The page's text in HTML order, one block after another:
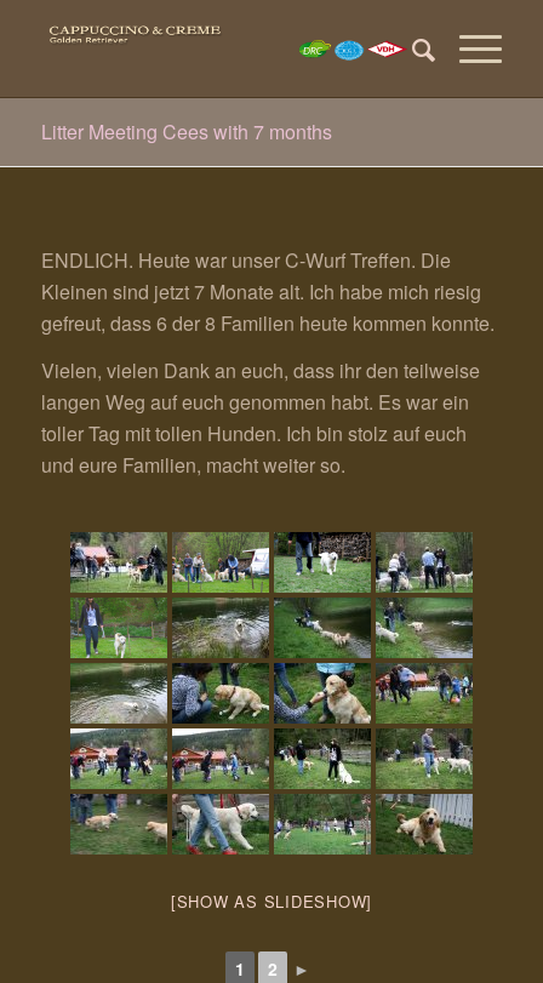
Litter Meeting Cees with 7 months
ENDLICH. Heute war unser C-Wurf Treffen. Die
Kleinen sind jetzt 7 Monate alt. Ich habe mich riesig
gefreut, dass 6 der 8 Familien heute kommen konnte.
Vielen, vielen Dank an euch, dass ihr den teilweise
langen Weg auf euch genommen habt. Es war ein
toller Tag mit tollen Hunden. Ich bin stolz auf euch
und eure Familien, macht weiter so.
[SHOW AS SLIDESHOW]
1 2 ►